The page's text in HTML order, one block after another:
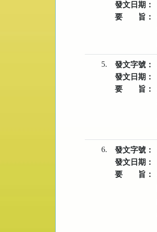
發文日期：
要 旨：
5. 發文字號：
發文日期：
要 旨：
6. 發文字號：
發文日期：
要 旨：